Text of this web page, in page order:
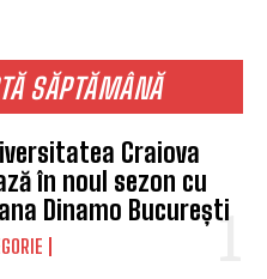
SĂPTĂMÂNĂ
Craiova
în noul sezon cu
Dinamo București